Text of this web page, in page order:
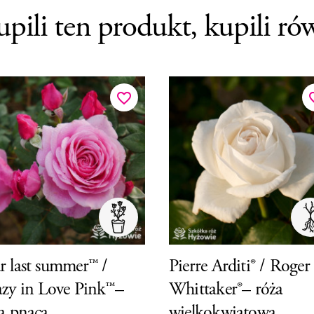
ten produkt, kupili
favorite_border
last summer™ /
in Love Pink™–
Pierre Arditi® / Roger
Whittaker®– róża